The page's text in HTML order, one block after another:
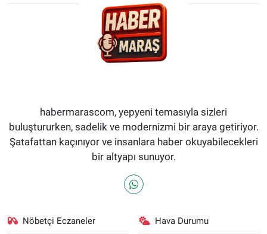
habermarascom, yepyeni temasıyla sizleri
buluştururken, sadelik ve modernizmi bir araya getiriyor.
Şatafattan kaçınıyor ve insanlara haber okuyabilecekleri
bir altyapı sunuyor.
Nöbetçi Eczaneler Hava Durumu